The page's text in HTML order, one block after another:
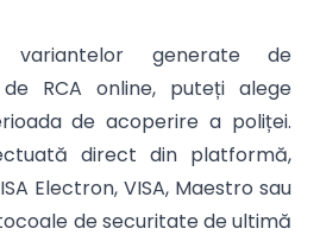
variantelor generate de
RCA online, puteți alege
de acoperire a poliței.
direct din platformă,
Electron, VISA, Maestro sau
de securitate de ultimă